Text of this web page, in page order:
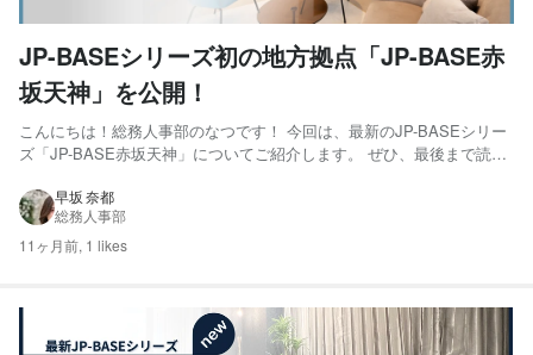
JP-BASEシリーズ初の地方拠点「JP-BASE赤
坂天神」を公開！
こんにちは！総務人事部のなつです！ 今回は、最新のJP-BASEシリー
ズ「JP-BASE赤坂天神」についてご紹介します。 ぜひ、最後まで読ん
この度、アジアの玄関口として、国際ビジネスの拠点の重要な役割を果
たす福岡にJP-BASE初の地方拠...
早坂 奈都
総務人事部
11ヶ月前, 1 likes